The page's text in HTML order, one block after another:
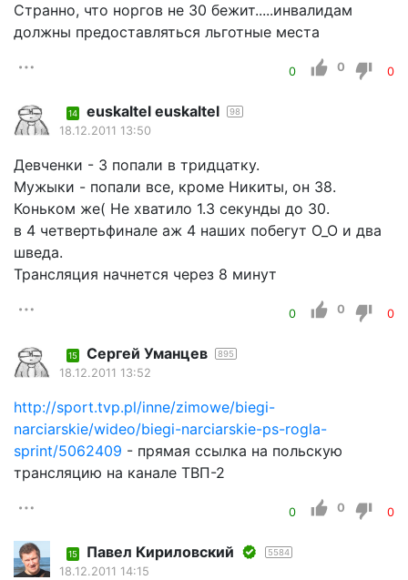
Странно, что норгов не 30 бежит.....инвалидам
должны предоставляться льготные места
0 0 0
14 euskaltel euskaltel 98
18.12.2011 13:50
Девченки - 3 попали в тридцатку.
Мужыки - попали все, кроме Никиты, он 38.
Коньком же( Не хватило 1.3 секунды до 30.
в 4 четвертьфинале аж 4 наших побегут О_О и два
шведа.
Трансляция начнется через 8 минут
0 0 0
15 Cергей Уманцев 895
18.12.2011 13:52
http://sport.tvp.pl/inne/zimowe/biegi-
narciarskie/wideo/biegi-narciarskie-ps-rogla-
sprint/5062409 - прямая ссылка на польскую
трансляцию на канале ТВП-2
0 0 0
15 Павел Кириловский 5584
18.12.2011 14:15